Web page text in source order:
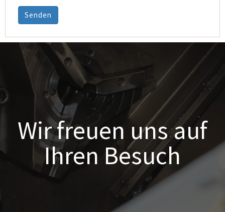
Senden
Wir freuen uns auf
Ihren Besuch